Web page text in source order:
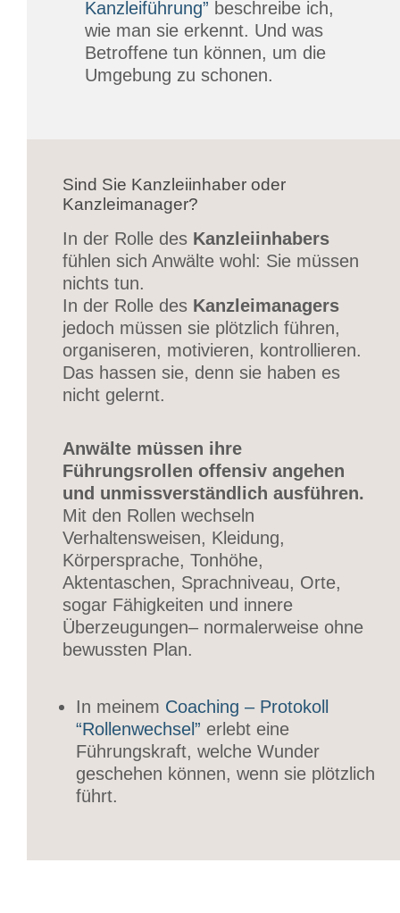
Kanzleiführung” beschreibe ich,
wie man sie erkennt. Und was
Betroffene tun können, um die
Umgebung zu schonen.
Sind Sie Kanzleiinhaber oder
Kanzleimanager?
In der Rolle des Kanzleiinhabers
fühlen sich Anwälte wohl: Sie müssen
nichts tun.
In der Rolle des Kanzleimanagers
jedoch müssen sie plötzlich führen,
organiseren, motivieren, kontrollieren.
Das hassen sie, denn sie haben es
nicht gelernt.
Anwälte müssen ihre
Führungsrollen offensiv angehen
und unmissverständlich ausführen.
Mit den Rollen wechseln
Verhaltensweisen, Kleidung,
Körpersprache, Tonhöhe,
Aktentaschen, Sprachniveau, Orte,
sogar Fähigkeiten und innere
Überzeugungen– normalerweise ohne
bewussten Plan.
In meinem Coaching – Protokoll
“Rollenwechsel” erlebt eine
Führungskraft, welche Wunder
geschehen können, wenn sie plötzlich
führt.